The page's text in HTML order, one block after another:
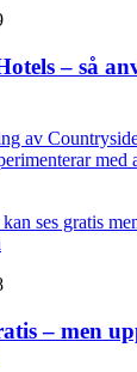
– så
av
– men